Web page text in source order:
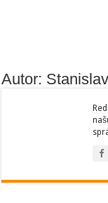
Autor: